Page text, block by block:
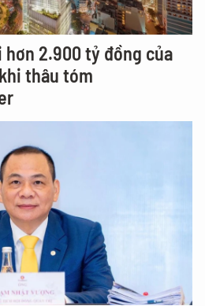
hơn 2.900 tỷ đồng của
thâu tóm